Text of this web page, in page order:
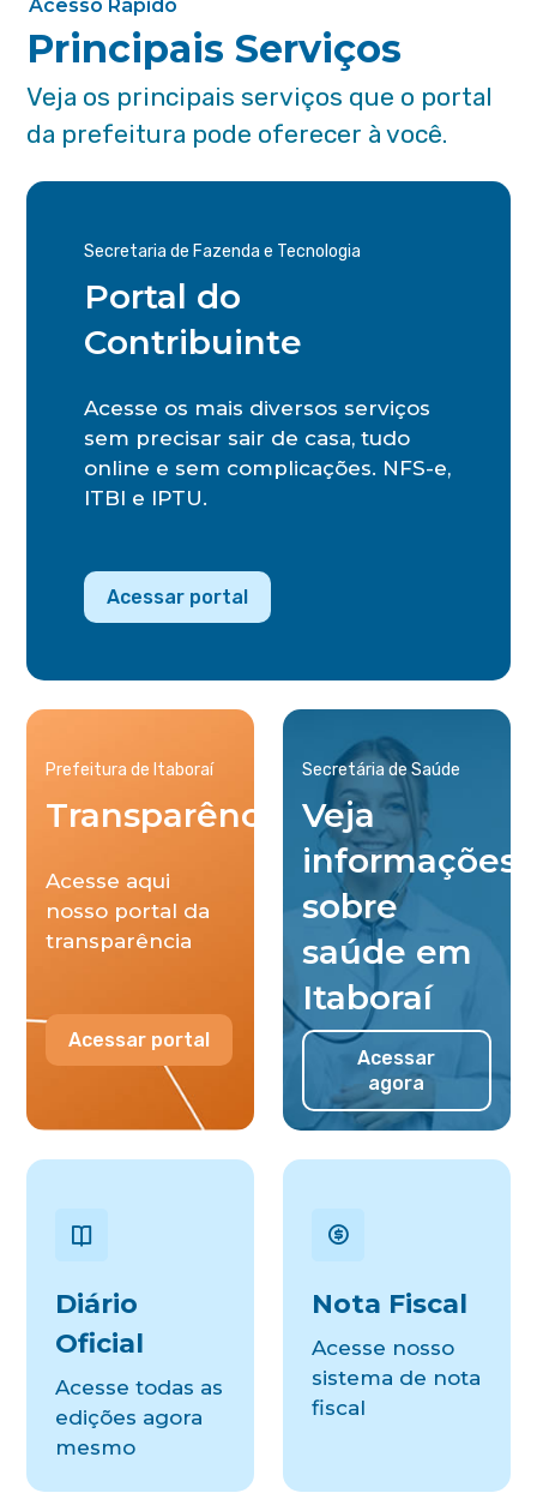
Acesso Rápido
Principais Serviços
Veja os principais serviços que o portal
da prefeitura pode oferecer à você.
Secretaria de Fazenda e Tecnologia
Portal do
Contribuinte
Acesse os mais diversos serviços
sem precisar sair de casa, tudo
online e sem complicações. NFS-e,
ITBI e IPTU.
Acessar portal
Prefeitura de Itaboraí
Transparência
Acesse aqui
nosso portal da
transparência
Acessar portal
Secretária de Saúde
Veja
informações
sobre
saúde em
Itaboraí
Acessar
agora
Diário
Oficial
Acesse todas as
edições agora
mesmo
Nota Fiscal
Acesse nosso
sistema de nota
fiscal